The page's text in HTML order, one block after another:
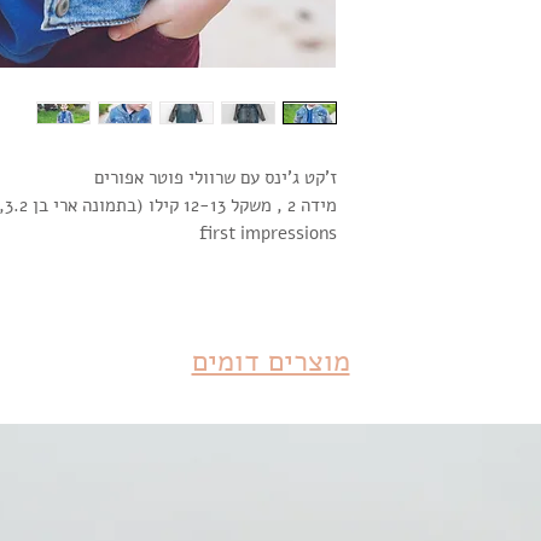
ז'קט ג'ינס עם שרוולי פוטר אפורים
מידה 2 , משקל 12-13 קילו (בתמונה ארי בן 3.2, 99 ס"מ גובה)
first impressions
מוצרים דומים